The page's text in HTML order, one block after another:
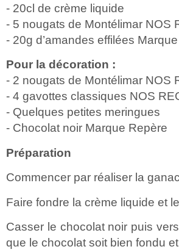
- 20cl de crème liquide
- 5 nougats de Montélimar NOS
- 20g d’amandes effilées
Pour la décoration :
- 2 nougats de Montélimar NOS
- 4 gavottes classiques NOS
- Quelques petites meringues
- Chocolat noir Marque Repère
Préparation
Commencer par réaliser la
Faire fondre la crème liquide et
Casser le chocolat noir puis
que le chocolat soit bien fondu